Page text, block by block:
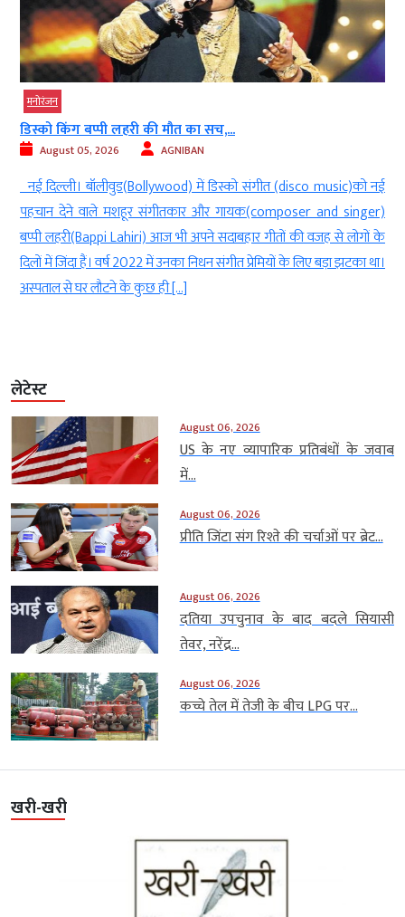
मनोरंजन
डिस्को किंग बप्पी लहरी की मौत का सच,...
August 05, 2026 AGNIBAN
नई दिल्ली। बॉलीवुड(Bollywood) में डिस्को संगीत (disco music)को नई
पहचान देने वाले मशहूर संगीतकार और गायक(composer and singer)
बप्पी लहरी(Bappi Lahiri) आज भी अपने सदाबहार गीतों की वजह से लोगों के
दिलों में जिंदा हैं। वर्ष 2022 में उनका निधन संगीत प्रेमियों के लिए बड़ा झटका था।
अस्पताल से घर लौटने के कुछ ही […]
लेटेस्ट
August 06, 2026
US के नए व्यापारिक प्रतिबंधों के जवाब
में...
August 06, 2026
प्रीति जिंटा संग रिश्ते की चर्चाओं पर ब्रेट...
August 06, 2026
दतिया उपचुनाव के बाद बदले सियासी
तेवर, नरेंद्र...
August 06, 2026
कच्चे तेल में तेजी के बीच LPG पर...
खरी-खरी